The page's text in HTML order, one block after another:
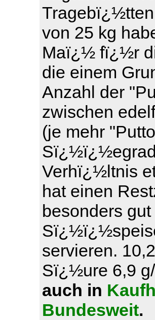
von 25 kg
Maï¿½ fï¿½r
die einem
Anzahl der
zwischen
(je mehr
Verhï¿½ltnis
hat einen
besonders
servieren.
Sï¿½ure 6,9
auch in
Bundesweit.